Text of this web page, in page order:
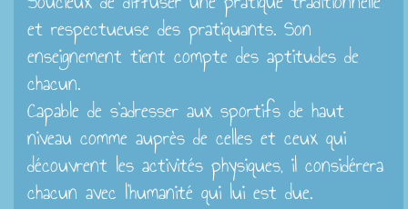
et respectueuse des pratiquants. Son
enseignement tient compte des aptitudes de
chacun.
Capable de s'adresser aux sportifs de haut
niveau comme auprès de celles et ceux qui
découvrent les activités physiques, il considérera
chacun avec l'humanité qui lui est due.